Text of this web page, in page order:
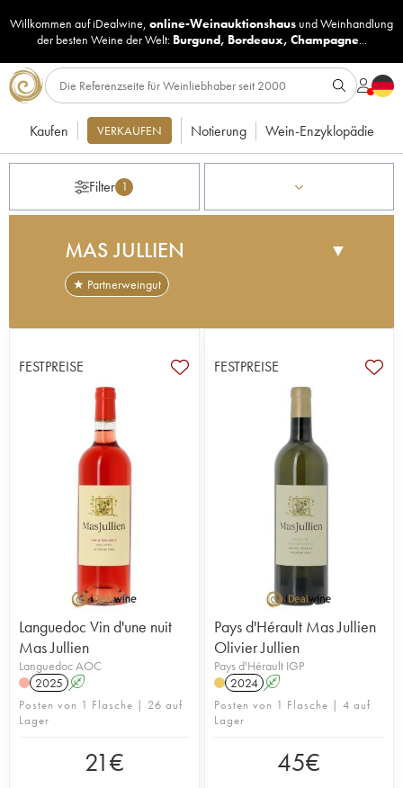
Willkommen auf iDealwine, online-Weinauktionshaus undWeinhandlung
der besten Weine der Welt: Burgund, Bordeaux, Champagne...
Kaufen VERKAUFEN Notierung Wein-Enzyklopädie
Filter 1
MAS JULLIEN ▼
★ Partnerweingut
Languedoc gegründet. Es befindet sich in
Joncquières, nördlich von Montpellier, und umfasst
eine Gesamtfläche von 18 Hektar. Durch die
Erforschung der Böden und die Auswahl
autochthoner Rebsorten hat Olivier Jullien sein
Weingut auf das höchste Niveau gebracht und
erzeugt feine, dezente und perfekt abgestimmte
Weine. Der Weinberg wird auf eine
umweltfreundliche Art und Weise bewirtschaftet
und war eine Zeit lang bio-zertifiziert. Olivier
Jullien erzeugt ausgezeichnete Weine, die von
Weinliebhabern und Fachleuten gleichermaßen
geschätzt werden. Es ist ihm zweifellos gelungen,
sein Weingut an die Spitzenposition der
Appellation zu bringen.
FESTPREISE
Languedoc Vin d'une nuit
Mas Jullien
Languedoc AOC
2025 A
Posten von 1 Flasche | 26 auf
Lager
21€
FESTPREISE
Pays d'Hérault Mas Jullien
Olivier Jullien
Pays d'Hérault IGP
2024 A
Posten von 1 Flasche | 4 auf
Lager
45€